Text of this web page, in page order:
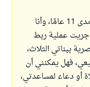
أنا مسلمة، كنت من الهندوس على مدى 11 عامًا، وأنا
عملية ربط
ببناتي الثلاث،
فهل يمكنني أن
أو دعاء لمساعدتي،